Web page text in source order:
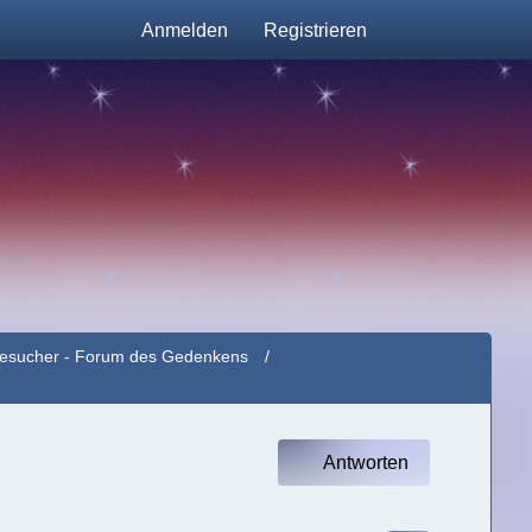
Anmelden Registrieren
- Forum des Gedenkens
Antworten